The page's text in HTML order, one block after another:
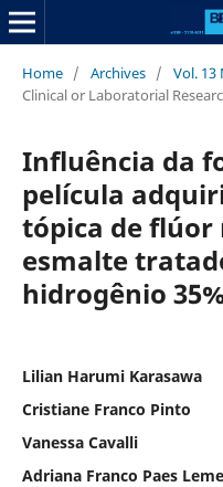
Home / Archives / Vol. 13
Clinical or Laboratorial
Influência da
película
tópica de flúor
esmalte
hidrogênio
Lilian Harumi Karasawa
Cristiane Franco Pinto
Vanessa Cavalli
Adriana Franco Paes Leme